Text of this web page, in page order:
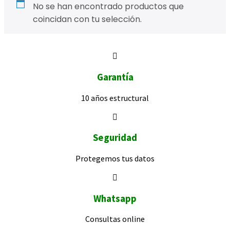
No se han encontrado productos que
coincidan con tu selección.
Garantía
10 años estructural
Seguridad
Protegemos tus datos
Whatsapp
Consultas online